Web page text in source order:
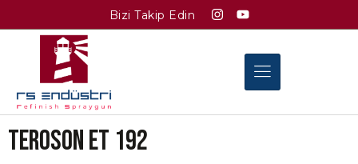
Bizi Takip Edin
TEROSON ET 192